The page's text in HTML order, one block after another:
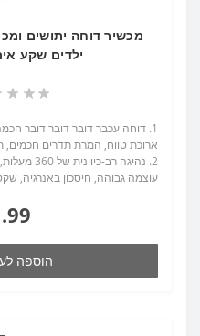
מכשיר דוחה יתושים
ילדים שקע
1. דוחה עכבר דובר דובר דובר
ארוכת טווח, המרת תדרים חכמים,
2. נהיגה
עוצמה גבוהה, חיסכון באנרגיה,
הוספה